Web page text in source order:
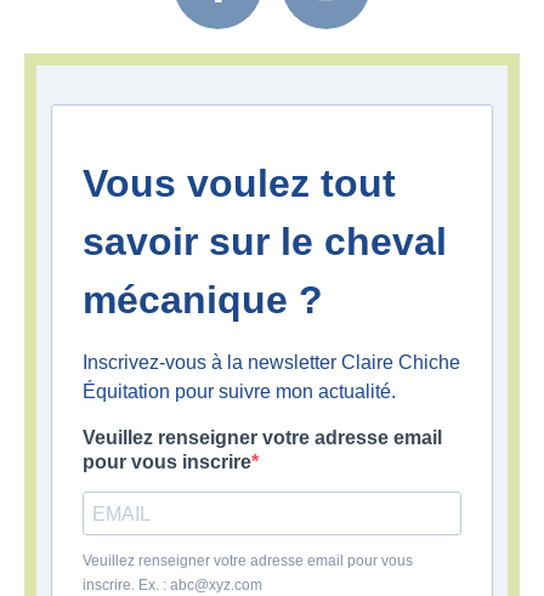
c
e
k
-
f
s
t
r
a
m
Vous voulez tout
savoir sur le cheval
mécanique ?
Inscrivez-vous à la newsletter Claire Chiche
Équitation pour suivre mon actualité.
Veuillez renseigner votre adresse email
pour vous inscrire
Veuillez renseigner votre adresse email pour vous
inscrire. Ex. : abc@xyz.com